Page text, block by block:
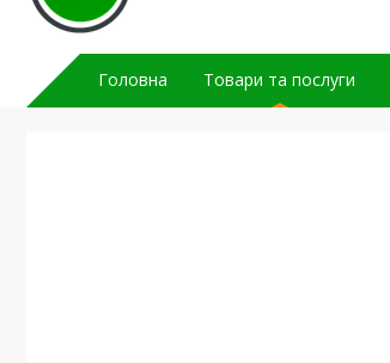
Головна Товари та послуги